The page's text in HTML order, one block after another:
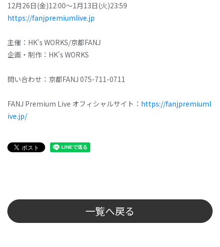
12月26日(金)12:00～1月13日(火)23:59
https://fanjpremiumlive.jp
主催：HK's WORKS/京都FANJ
企画・制作：HK's WORKS
問い合わせ：京都FANJ 075-711-0711
FANJ Premium Live オフィシャルサイト： https://fanjpremiuml
ive.jp/
一覧へ戻る